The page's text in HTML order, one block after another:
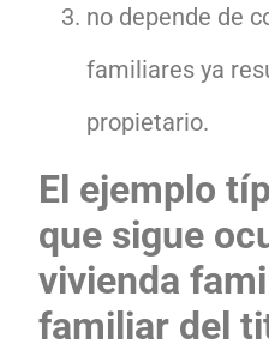
no depende de
familiares ya
propietario.
El ejemplo
que sigue
vivienda
familiar del